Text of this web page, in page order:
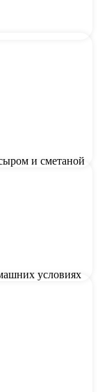
и сметаной
условиях